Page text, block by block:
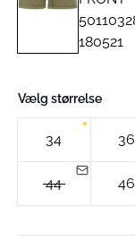
Vælg størrelse
34 36
44 46